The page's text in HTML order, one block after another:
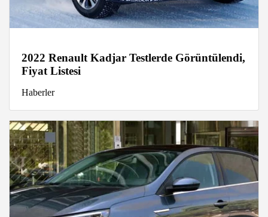
2022 Renault Kadjar Testlerde Görüntülendi,
Fiyat Listesi
Haberler